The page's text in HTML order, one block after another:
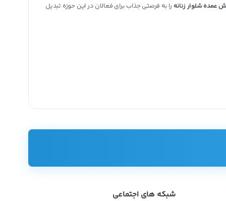
عمده شلوار زنانه را به فرصتی جذاب برای فعالان در این حوزه تبدیل
تا به صرفه باشد و سود بیشتری از فروش آن کسب کنند. اما چرا؟!
شبکه های اجتماعی